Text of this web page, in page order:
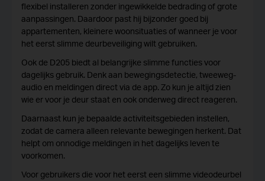
flexibel installeren zonder ingewikkelde bedrading of grote
aanpassingen. Daardoor past hij bijzonder goed bij
appartementen, kleinere woonsituaties of wanneer je voor
het eerst slimme deurbeveiliging wilt gebruiken.
Ook de D205 biedt al belangrijke slimme functies voor
dagelijks gebruik. Denk aan bewegingsdetectie, tweeweg-
audio en meldingen direct via de app. Zo kun je altijd zien
wie er voor je deur staat en ook onderweg direct reageren.
Daarnaast kun je bepaalde activiteitsgebieden instellen,
zodat de camera alleen relevante bewegingen herkent. Dat
helpt om onnodige meldingen in het dagelijks leven te
voorkomen.
Voor gebruikers die voor het eerst een slimme videodeurbel